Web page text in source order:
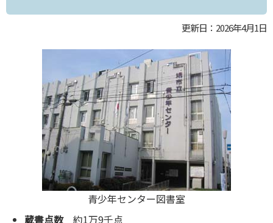
更新日：2026年4月1日
青少年センター図書室
蔵書点数約1万9千点